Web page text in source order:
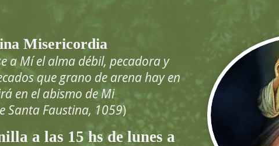
Misericordia
a Mí el alma débil, pecadora y
que grano de arena hay en
en el abismo de Mi
Santa Faustina, 1059)
a las 15 hs de lunes a